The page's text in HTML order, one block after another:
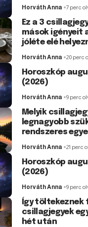
Horváth Anna 7 perc
Ez a 3
mások igényeit
jóléte elé
Horváth Anna 20 perc
Horoszkóp
(2026)
Horváth Anna 9 perc
Melyik
legnagyobb
rendszeres
Horváth Anna 21 perc
Horoszkóp
(2026)
Horváth Anna 9 perc
Így töltekeznek
csillagjegyek
hét után